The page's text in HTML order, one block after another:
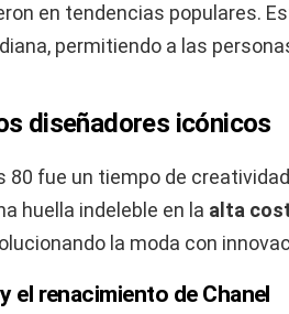
en tendencias populares.
permitiendo a las
diseñadores icónicos
80 fue un tiempo de
huella indeleble en la alta
la moda con
el renacimiento de Chanel